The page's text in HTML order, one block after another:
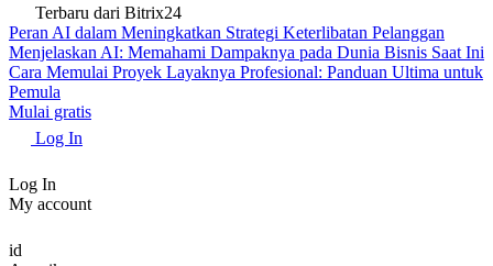
Terbaru dari Bitrix24
Peran AI dalam Meningkatkan Strategi Keterlibatan Pelanggan
Menjelaskan AI: Memahami Dampaknya pada Dunia Bisnis Saat Ini
Cara Memulai Proyek Layaknya Profesional: Panduan Ultima untuk
Pemula
Mulai gratis
Log In
Log In
My account
id